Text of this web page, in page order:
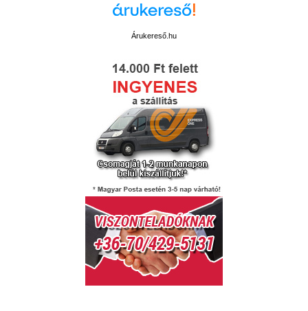
Árukereső.hu